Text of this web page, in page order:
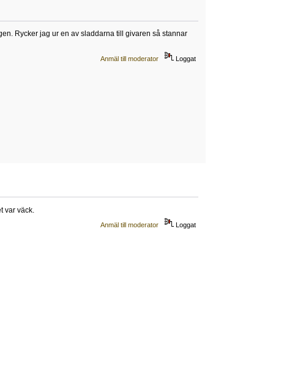
Rycker jag ur en av sladdarna till givaren så stannar
Anmäl till moderator Loggat
var väck.
Anmäl till moderator Loggat